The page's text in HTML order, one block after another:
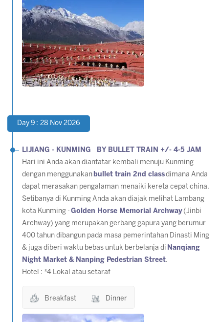
Day 9 : 28 Nov 2026
LIJIANG - KUNMING BY BULLET TRAIN +/- 4-5 JAM
Hari ini Anda akan diantatar kembali menuju Kunming
dengan menggunakan bullet train 2nd classdimana Anda
dapat merasakan pengalaman menaiki kereta cepat china.
Setibanya di Kunming Anda akan diajak melihat Lambang
kota Kunming - Golden Horse Memorial Archway (Jinbi
Archway) yang merupakan gerbang gapura yang berumur
400 tahun dibangun pada masa pemerintahan Dinasti Ming
& juga diberi waktu bebas untuk berbelanja di Nanqiang
Night Market & Nanping Pedestrian Street.
Hotel : *4 Lokal atau setaraf
Breakfast Dinner